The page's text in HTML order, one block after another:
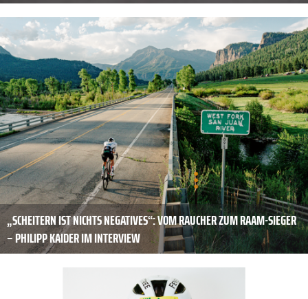
„SCHEITERN IST NICHTS NEGATIVES“: VOM RAUCHER ZUM RAAM-SIEGER
– PHILIPP KAIDER IM INTERVIEW